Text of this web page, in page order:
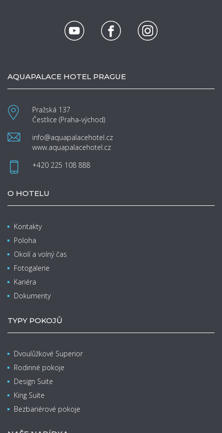
AQUAPALACE HOTEL PRAGUE
Pražská 137
Čestlice (Praha-východ)
info@aquapalacehotel.cz
www.aquapalacehotel.cz
+420 225 108 888
O HOTELU
Kontakty
Poloha
Okolí a volný čas
Fotogalerie
Kariéra
Dokumenty
TYPY POKOJŮ
Dvoulůžkové Superior
Rodinné pokoje
Design Suite
King Suite
Bezbariérové pokoje